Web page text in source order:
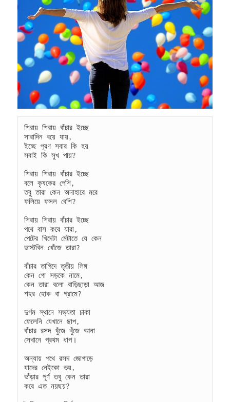
শিরায় শিরায় বাঁচার ইচ্ছে
সারাদিন বয়ে যায়,
ইচ্ছে পূরণ সবার কি হয়
সবাই কি সুখ পায়?
শিরায় শিরায় বাঁচার ইচ্ছে
বলে কৃষকের পেশি,
তবু তারা কেন অনাহারে মরে
ফলিয়ে ফসল বেশি?
শিরায় শিরায় বাঁচার ইচ্ছে
পথে বাস করে যারা,
পেটের খিদেটা মেটাতে যে কেন
ডাস্টবিন খোঁজে তারা?
বাঁচার তাগিদে তৃতীয় লিঙ্গ
কেন গো সড়কে নামে,
কেন তারা বলো বাড়িছাড়া আজ
শহর হোক বা গ্রামে?
দুর্গম স্থানে সভ্যতা চাকা
ফেলেনি যেখানে ছাপ,
বাঁচার রসদ খুঁজে খুঁজে আনা
সেখানে প্রথম ধাপ।
অন্যায় পথে রসদ জোগাড়ে
যাদের নেইকো ভয়,
ভাঁড়ার পূর্ণ তবু কেন তারা
করে এত নয়ছয়?